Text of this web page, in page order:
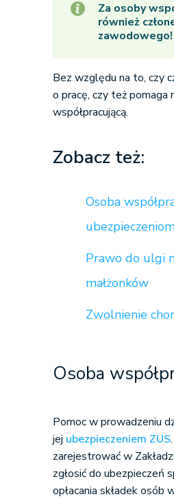
Za osoby
również
zawodowego!
Bez względu na to, czy
o pracę, czy też
współpracującą.
Zobacz też:
Osoba
Prawo do ulgi
małżonków
Zwolnienie
Osoba
Pomoc w prowadzeniu
jej ubezpieczeniem ZUS
zarejestrować w
zgłosić do ubezpieczeń
opłacania składek osób